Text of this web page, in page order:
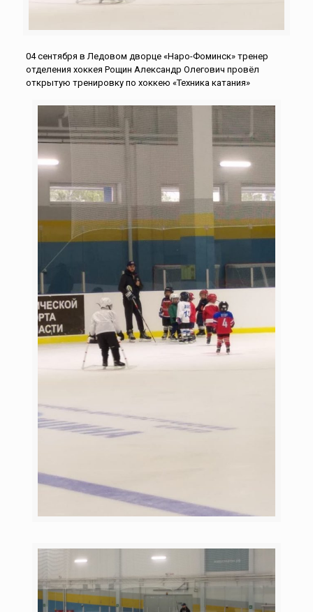
04 сентября в Ледовом дворце «Наро-Фоминск» тренер
отделения хоккея Рощин Александр Олегович провёл
открытую тренировку по хоккею «Техника катания»